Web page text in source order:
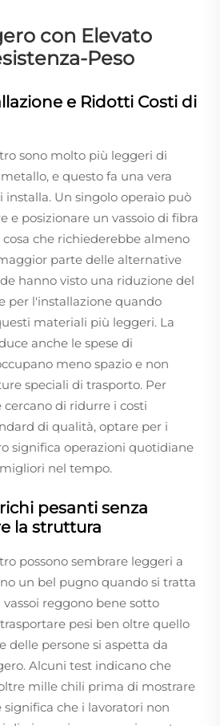
con Elevato
Peso
e Ridotti Costi di
sono molto più leggeri di
e questo fa una vera
Un singolo operaio può
e posizionare un vassoio di fibra
che richiederebbe almeno
parte delle alternative
hanno visto una riduzione del
per l'installazione quando
materiali più leggeri. La
anche le spese di
meno spazio e non
speciali di trasporto. Per
di ridurre i costi
di qualità, optare per i
significa operazioni quotidiane
nel tempo.
pesanti senza
la struttura
possono sembrare leggeri a
un bel pugno quando si tratta
reggono bene sotto
pesi ben oltre quello
delle persone si aspetta da
Alcuni test indicano che
mille chili prima di mostrare
significa che i lavoratori non